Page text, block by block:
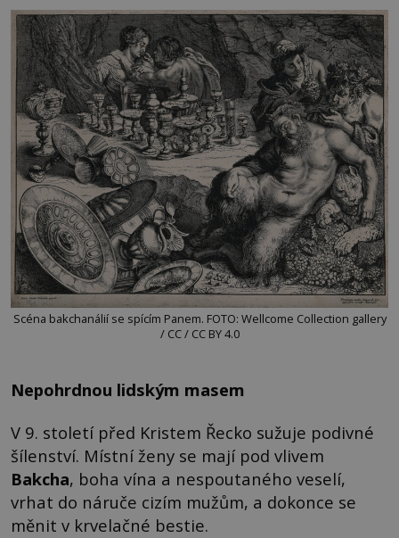
Scéna bakchanálií se spícím Panem. FOTO: Wellcome Collection gallery
/ CC / CC BY 4.0
Nepohrdnou lidským masem
V 9. století před Kristem Řecko sužuje podivné
šílenství. Místní ženy se mají pod vlivem
Bakcha, boha vína a nespoutaného veselí,
vrhat do náruče cizím mužům, a dokonce se
měnit v krvelačné bestie.